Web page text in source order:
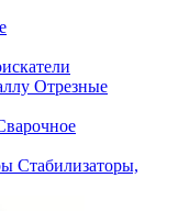
Отрезные
Стабилизаторы,